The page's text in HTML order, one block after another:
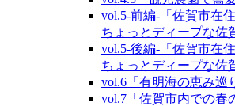
vol.5‐前編‐「佐賀市在
ちょっとディープな佐
vol.5‐後編‐「佐賀市在
ちょっとディープな佐
vol.6「有明海の恵み巡
vol.7「佐賀市内での春